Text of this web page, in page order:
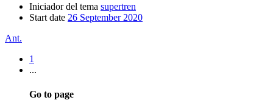
Iniciador del tema supertren
Start date 26 September 2020
Ant.
1
...
Go to page